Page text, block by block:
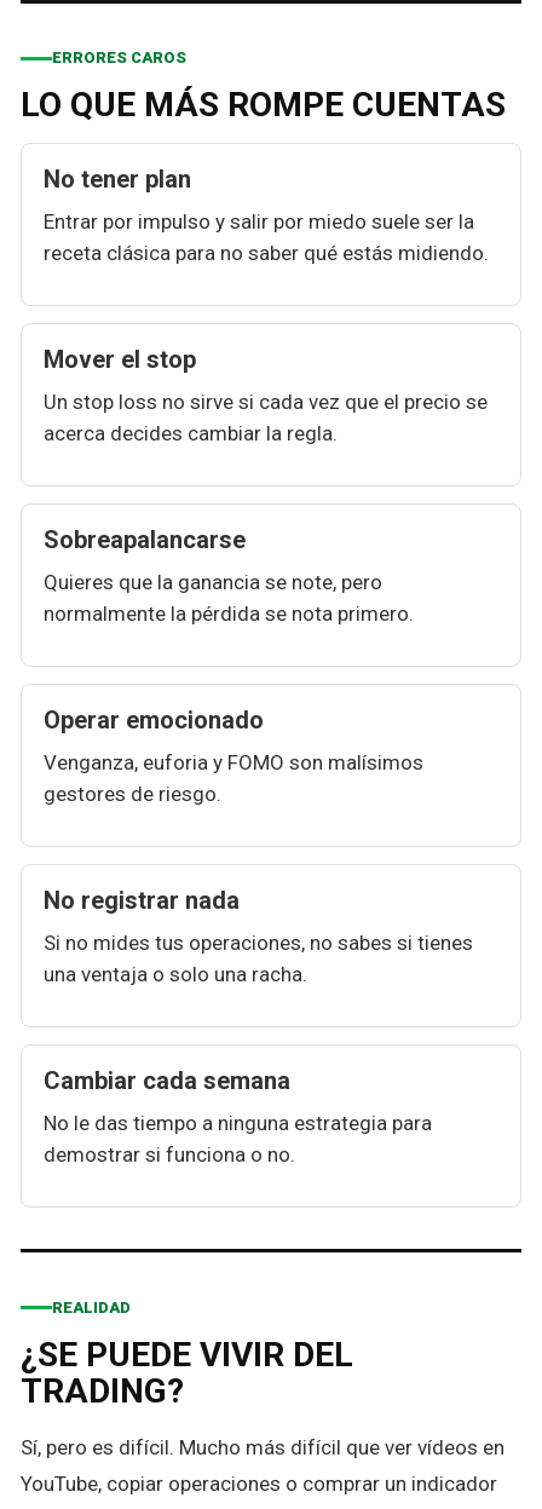
ERRORES CAROS
LO QUE MÁS ROMPE CUENTAS
No tener plan
Entrar por impulso y salir por miedo suele ser la
receta clásica para no saber qué estás midiendo.
Mover el stop
Un stop loss no sirve si cada vez que el precio se
acerca decides cambiar la regla.
Sobreapalancarse
Quieres que la ganancia se note, pero
normalmente la pérdida se nota primero.
Operar emocionado
Venganza, euforia y FOMO son malísimos
gestores de riesgo.
No registrar nada
Si no mides tus operaciones, no sabes si tienes
una ventaja o solo una racha.
Cambiar cada semana
No le das tiempo a ninguna estrategia para
demostrar si funciona o no.
REALIDAD
¿SE PUEDE VIVIR DEL
TRADING?
Sí, pero es difícil. Mucho más difícil que ver vídeos en
YouTube, copiar operaciones o comprar un indicador